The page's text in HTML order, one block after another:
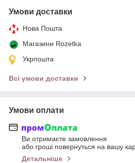
Умови доставки
Нова Пошта
Магазини Rozetka
Укрпошта
Всі умови доставки
Умови оплати
Ви отримаєте замовлення
або гроші повернуться на вашу
Детальніше